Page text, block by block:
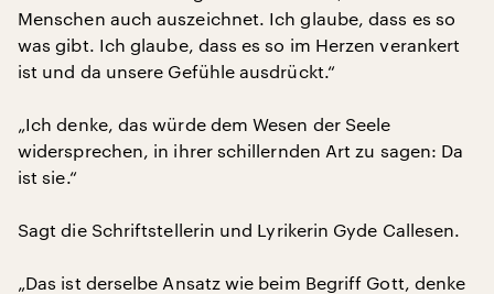
Menschen auch auszeichnet. Ich glaube, dass es so
was gibt. Ich glaube, dass es so im Herzen verankert
ist und da unsere Gefühle ausdrückt.“
„Ich denke, das würde dem Wesen der Seele
widersprechen, in ihrer schillernden Art zu sagen: Da
ist sie.“
Sagt die Schriftstellerin und Lyrikerin Gyde Callesen.
„Das ist derselbe Ansatz wie beim Begriff Gott, denke